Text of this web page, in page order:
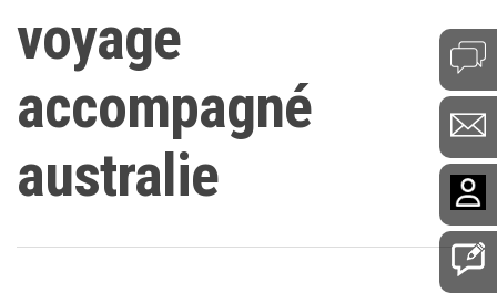
voyage
accompagné
australie